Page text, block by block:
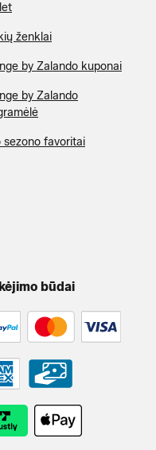
ženklai
by Zalando kuponai
by Zalando
sezono favoritai
būdai